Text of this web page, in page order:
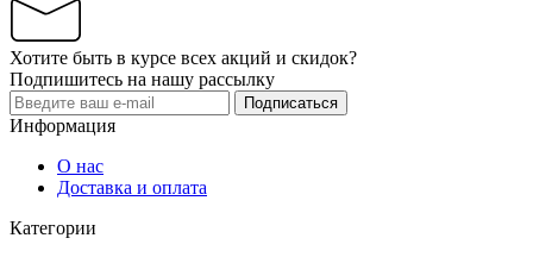
Хотите быть в курсе всех акций и скидок?
Подпишитесь на нашу рассылку
Подписаться
Информация
О нас
Доставка и оплата
Категории